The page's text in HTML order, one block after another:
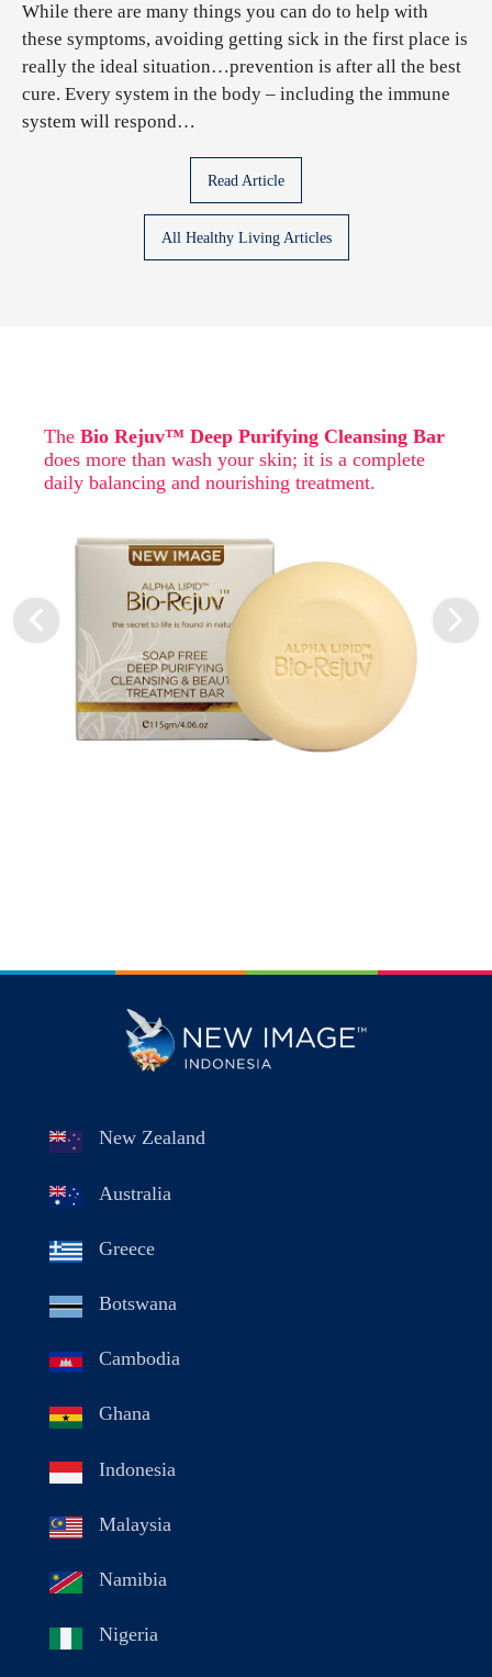
While there are many things you can do to help with
these symptoms, avoiding getting sick in the first place is
really the ideal situation…prevention is after all the best
cure. Every system in the body – including the immune
system will respond…
Read Article
All Healthy Living Articles
The Bio Rejuv™ Deep Purifying Cleansing Bar
does more than wash your skin; it is a complete
daily balancing and nourishing treatment.
New Zealand
Australia
Greece
Botswana
Cambodia
Ghana
Indonesia
Malaysia
Namibia
Nigeria